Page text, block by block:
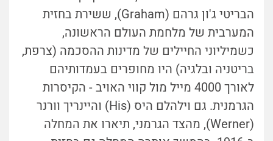
הבריטי ג'ון גרהם (Graham), ששירת בחזית
המערבית של מלחמת העולם הראשונה,
כשמיליוני החיילים של מדינות ההסכמה (צרפת,
בריטניה ובלגיה) היו מחופרים בעמדותיהם
לאורך 4000 מייל מול קווי האויב - הקיסרות
הגרמנית. גם וילהלם היס (His) והיינריך וורנר
(Werner), מהצד הגרמני, תיארו את המחלה